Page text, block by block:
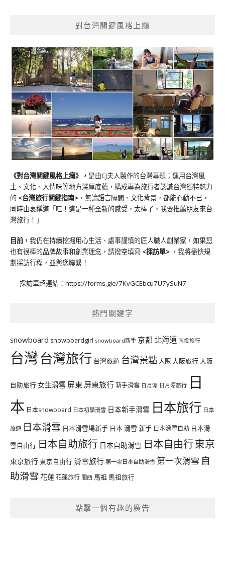
對台灣關鍵風格上癮
《對台灣關鍵風格上癮》 ， 是由CJ夫人製作的台灣專題；運用台灣風
土、文化、人情味等地方深厚底蘊，構成專為旅行者認識台灣獨特魅力
的 <台灣旅行關鍵指南> ，無論語言隔閡、文化背景，都能心動不已，
同時由衷稱道「哇！這是一種全新的感受，太棒了，我要推薦朋友來台
灣旅行！」
目前， 我仍在持續挖掘用心生活、處事謹慎的匠人職人創業家，如果您
也有很棒的品牌故事和創業理念，請撥空填寫 <採訪單> ，我將盡快規
劃採訪行程，並與您聯繫！
採訪單超連結： https://forms.gle/7KvGCEbcu7U7ySuN7
熱門關鍵字
snowboard snowboardgirl snowboard新手 京都 北海道 南投旅行
台灣台灣旅行 台灣旅遊 台灣景點大阪大阪旅行大阪
自助旅行 女生滑雪 屏東 屏東旅行新手滑雪 日月潭 日月潭旅行 日
本 日本snowboard 日本初學滑雪 日本新手滑雪 日本旅行 日本
旅遊 日本滑雪 日本滑雪場新手 日本 滑雪 新手 日本滑雪自助 日本滑
雪自由行 日本自助旅行 日本自助滑雪 日本自由行東京
東京旅行 東京自由行 滑雪旅行 第一次日本自助滑雪 第一次滑雪 自
助滑雪 花蓮花蓮旅行 關西 馬祖 馬祖旅行
點擊一個有趣的廣告